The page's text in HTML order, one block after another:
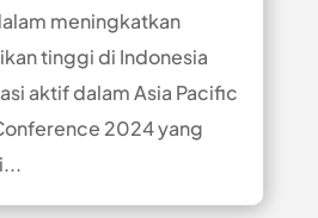
meningkatkan
tinggi di Indonesia
aktif dalam Asia Pacific
2024 yang